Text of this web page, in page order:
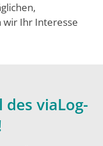
wir Ihr Interesse
des viaLog-